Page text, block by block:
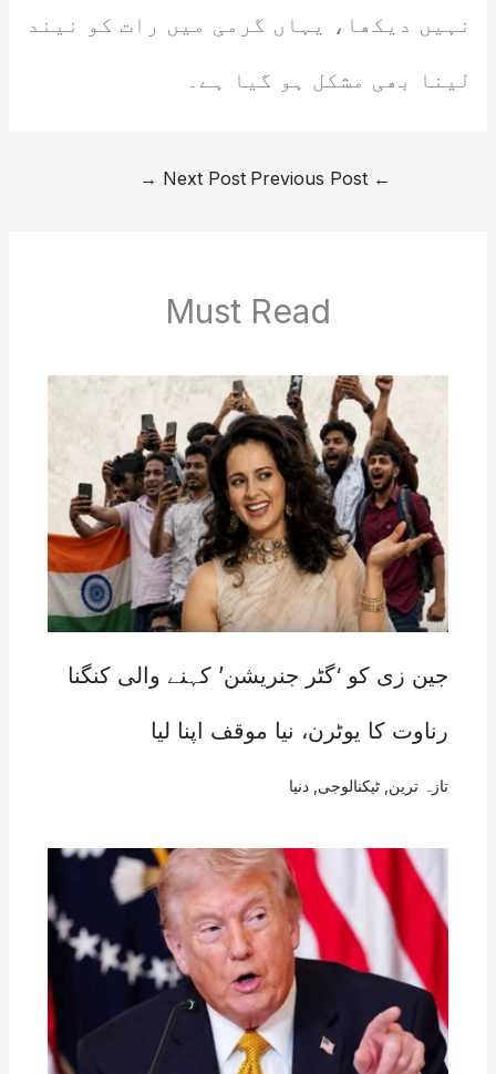
نہیں دیکھا، یہاں گرمی میں رات کو نیند
لینا بھی مشکل ہو گیا ہے۔
←
Next Post
→
Must Read
جین زی کو ‘گٹر جنریشن’ کہنے والی کنگنا
رناوت کا یوٹرن، نیا موقف اپنا لیا
تازہ ترین ٹیکنالوجی دنیا